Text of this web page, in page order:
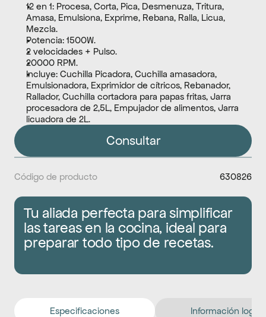
12 en 1: Procesa, Corta, Pica, Desmenuza, Tritura,
Amasa, Emulsiona, Exprime, Rebana, Ralla, Licua,
Mezcla.
Potencia: 1500W.
2 velocidades + Pulso.
20000 RPM.
Incluye: Cuchilla Picadora, Cuchilla amasadora,
Emulsionadora, Exprimidor de cítricos, Rebanador,
Rallador, Cuchilla cortadora para papas fritas, Jarra
procesadora de 2,5L, Empujador de alimentos, Jarra
licuadora de 2L.
Consultar
Código de producto 630826
Tu aliada perfecta para simplificar
las tareas en la cocina, ideal para
preparar todo tipo de recetas.
Especificaciones
Información